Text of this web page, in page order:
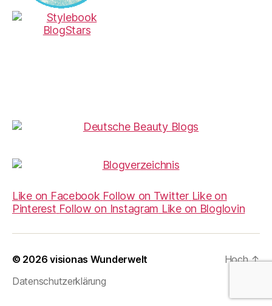
Like on Facebook Follow on Twitter Like on
Pinterest Follow on Instagram Like on Bloglovin
© 2026visionas Wunderwelt
Datenschutzerklärung
Hoch↑